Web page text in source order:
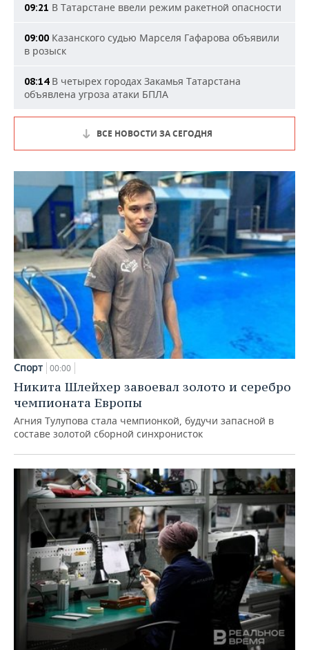
09:21 В Татарстане ввели режим ракетной опасности
09:00 Казанского судью Марселя Гафарова объявили
в розыск
08:14В четырех городах Закамья Татарстана
объявлена угроза атаки БПЛА
ВСЕ НОВОСТИ ЗА СЕГОДНЯ
Спорт 00:00
Никита Шлейхер завоевал золото и серебро
чемпионата Европы
Агния Тулупова стала чемпионкой, будучи запасной в
составе золотой сборной синхронисток